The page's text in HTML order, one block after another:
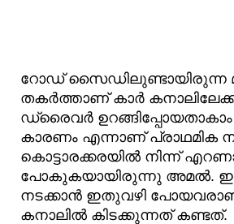
റോഡ് സൈഡിലുണ്ടായിരുന്ന
തകർത്താണ് കാർ കനാലിലേക്ക്
ഡ്രൈവർ
കാരണം എന്നാണ് പ്രാഥമിക
കൊട്ടാരക്കരയിൽ നിന്ന്
പോകുകയായിരുന്നു അമൽ.
നടക്കാൻ ഇതുവഴി
കനാലിൽ കിടക്കുന്നത് കണ്ടത്.